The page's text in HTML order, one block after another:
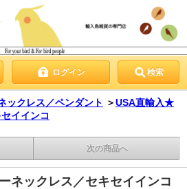
ログイン 検索
ックレス／ペンダント ＞USA直輸入★
イインコ
次の商品へ
ネックレス／セキセイインコ